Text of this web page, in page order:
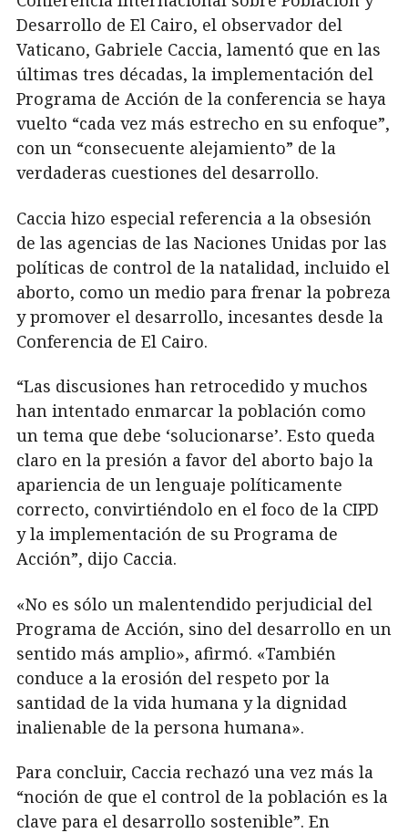
Desarrollo de El Cairo, el observador del
Vaticano, Gabriele Caccia, lamentó que en las
últimas tres décadas, la implementación del
Programa de Acción de la conferencia se haya
vuelto “cada vez más estrecho en su enfoque”,
con un “consecuente alejamiento” de la
verdaderas cuestiones del desarrollo.
Caccia hizo especial referencia a la obsesión
de las agencias de las Naciones Unidas por las
políticas de control de la natalidad, incluido el
aborto, como un medio para frenar la pobreza
y promover el desarrollo, incesantes desde la
Conferencia de El Cairo.
“Las discusiones han retrocedido y muchos
han intentado enmarcar la población como
un tema que debe ‘solucionarse’. Esto queda
claro en la presión a favor del aborto bajo la
apariencia de un lenguaje políticamente
correcto, convirtiéndolo en el foco de la CIPD
y la implementación de su Programa de
Acción”, dijo Caccia.
«No es sólo un malentendido perjudicial del
Programa de Acción, sino del desarrollo en un
sentido más amplio», afirmó. «También
conduce a la erosión del respeto por la
santidad de la vida humana y la dignidad
inalienable de la persona humana».
Para concluir, Caccia rechazó una vez más la
“noción de que el control de la población es la
clave para el desarrollo sostenible”. En